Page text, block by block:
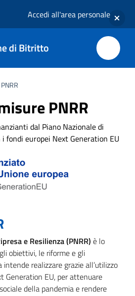
Accedi all'area personale
di Bitritto
PNRR
dal Piano Nazionale di
fondi europei Next Generation EU
e Resilienza (PNRR) è lo
obiettivi, le riforme e gli
realizzare grazie all’utilizzo
Generation EU, per attenuare
della pandemia e rendere